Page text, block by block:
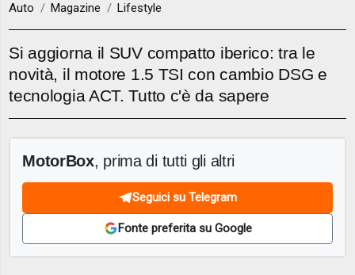
Auto Magazine Lifestyle
Si aggiorna il SUV compatto iberico: tra le
novità, il motore 1.5 TSI con cambio DSG e
tecnologia ACT. Tutto c'è da sapere
MotorBox, prima di tutti gli altri
Seguici su Telegram
Fonte preferita su Google